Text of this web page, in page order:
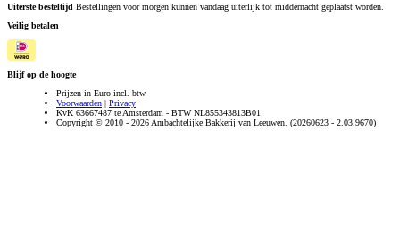
Uiterste besteltijd Bestellingen voor morgen kunnen vandaag uiterlijk tot middernacht geplaatst worden.
Veilig betalen
Blijf op de hoogte
Prijzen in Euro incl. btw
Voorwaarden | Privacy
KvK 63667487 te Amsterdam - BTW NL855343813B01
Copyright © 2010 - 2026 Ambachtelijke Bakkerij van Leeuwen. (20260623 - 2.03.9670)